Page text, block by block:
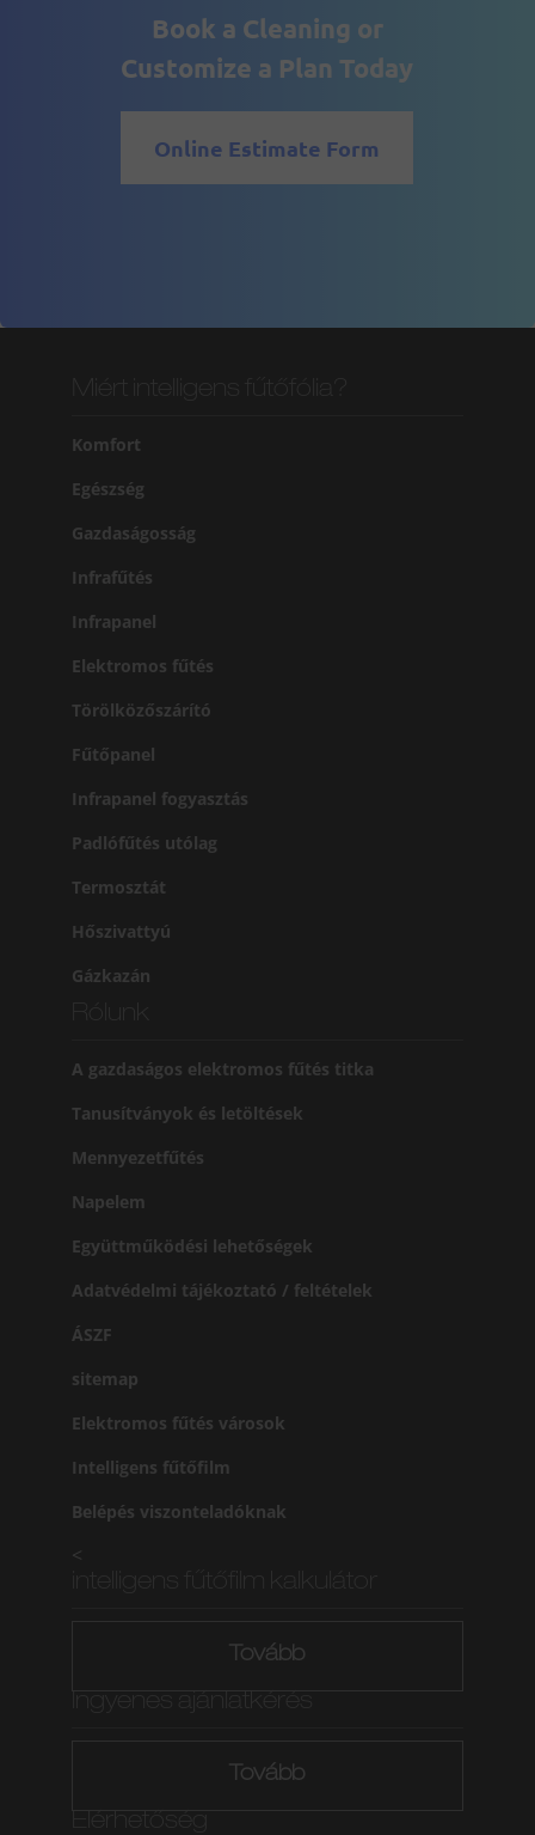
Book a Cleaning or
Customize a Plan Today
Online Estimate Form
Komfort
Egészség
Gazdaságosság
Infrafűtés
Infrapanel
Elektromos fűtés
Törölközőszárító
Fűtőpanel
Infrapanel fogyasztás
Padlófűtés utólag
Termosztát
Hőszivattyú
Gázkazán
A gazdaságos elektromos fűtés titka
Tanusítványok és letöltések
Mennyezetfűtés
Napelem
Együttműködési lehetőségek
Adatvédelmi tájékoztató / feltételek
ÁSZF
sitemap
Elektromos fűtés városok
Intelligens fűtőfilm
Belépés viszonteladóknak
<
Tovább
Tovább